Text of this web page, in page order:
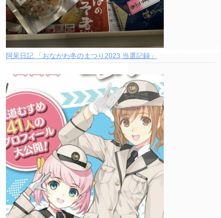
阿呆日記 「おながわ冬のまつり2023 当選記録」